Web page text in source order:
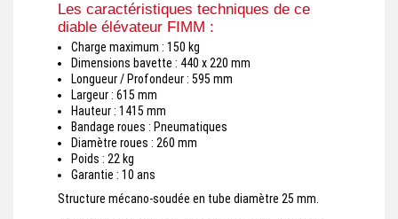
Les caractéristiques techniques de ce
diable élévateur FIMM :
Charge maximum : 150 kg
Dimensions bavette : 440 x 220 mm
Longueur / Profondeur : 595 mm
Largeur : 615 mm
Hauteur : 1415 mm
Bandage roues : Pneumatiques
Diamètre roues : 260 mm
Poids : 22 kg
Garantie : 10 ans
Structure mécano-soudée en tube diamètre 25 mm.